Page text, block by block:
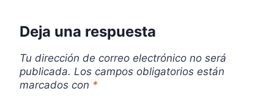
Deja una respuesta
Tu dirección de correo electrónico no será
publicada. Los campos obligatorios están
marcados con *